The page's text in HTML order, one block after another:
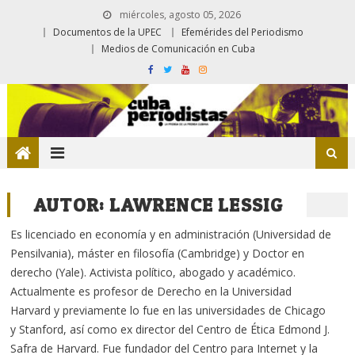
miércoles, agosto 05, 2026
Documentos de la UPEC
Efemérides del Periodismo
Medios de Comunicación en Cuba
AUTOR:LAWRENCE LESSIG
Es licenciado en economía y en administración (Universidad de
Pensilvania), máster en filosofía (Cambridge) y Doctor en
derecho (Yale). Activista político, abogado y académico.
Actualmente es profesor de Derecho en la Universidad
Harvard y previamente lo fue en las universidades de Chicago
y Stanford, así como ex director del Centro de Ética Edmond J.
Safra de Harvard. Fue fundador del Centro para Internet y la